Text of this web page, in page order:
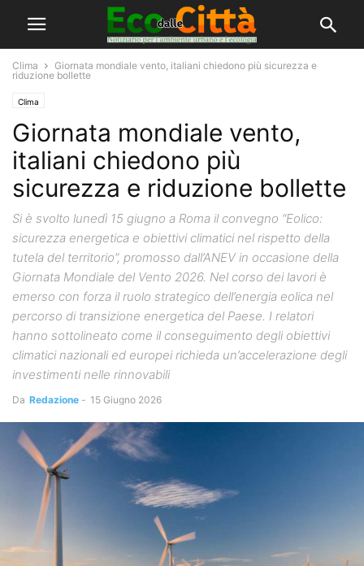
Clima
Giornata mondiale vento, italiani chiedono più sicurezza e
riduzione bollette
Clima
Giornata mondiale vento,
italiani chiedono più
sicurezza e riduzione bollette
Si è svolto lunedì 15 giugno a Roma il convegno “Eolico:
sicurezza energetica e obiettivi climatici nel rispetto della
tutela del territorio”, promosso dall’ANEV in occasione della
Giornata Mondiale del Vento 2026. Nel corso dei lavori è
emerso con forza il ruolo strategico dell’energia eolica nel
percorso di transizione energetica del Paese. I relatori
hanno sottolineato come il conseguimento degli obiettivi
climatici nazionali ed europei richieda un’accelerazione degli
investimenti nelle rinnovabili
Da Redazione - 15 Giugno 2026